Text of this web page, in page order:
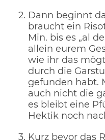
Dann beginnt
braucht ein
Min. bis es „al
allein eurem
wie ihr das
durch die
gefunden habt.
auch nicht die
es bleibt eine
Hektik noch
Kurz bevor das